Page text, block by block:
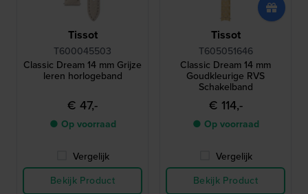
Tissot
T600045503
Classic Dream 14 mm Grijze
leren horlogeband
€ 47,-
● Op voorraad
Vergelijk
Bekijk Product
Tissot
T605051646
Classic Dream 14 mm
Goudkleurige RVS
Schakelband
€ 114,-
● Op voorraad
Vergelijk
Bekijk Product